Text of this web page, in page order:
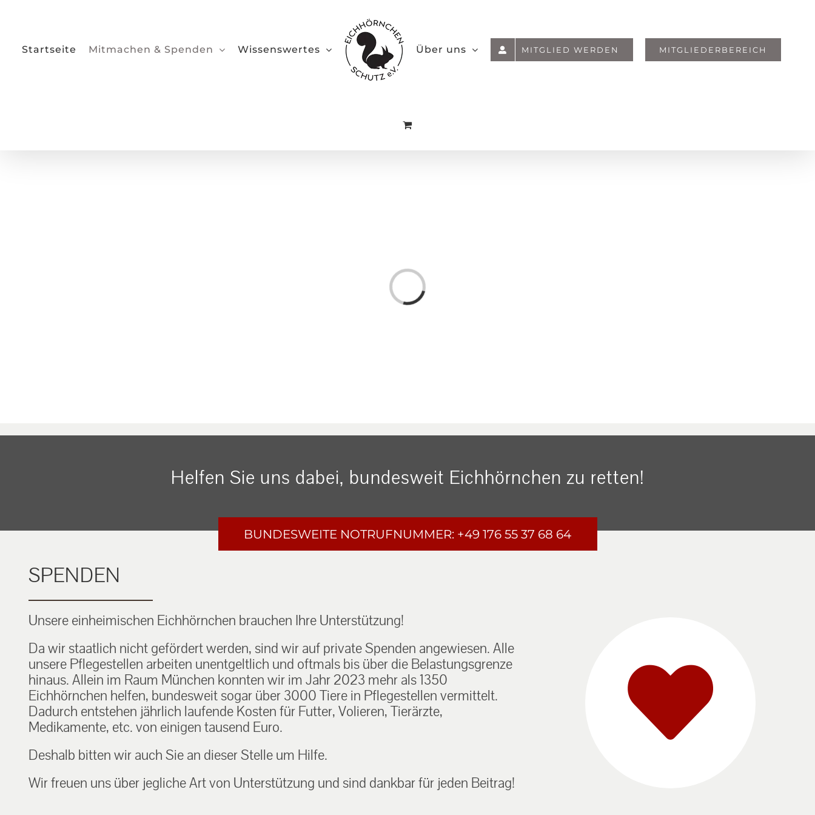
Startseite Mitmachen & Spenden Wissenswertes Über uns MITGLIED WERDEN MITGLIEDERBEREICH
Loading...
Helfen Sie uns dabei, bundesweit Eichhörnchen zu retten!
BUNDESWEITE NOTRUFNUMMER: +49 176 55 37 68 64
SPENDEN
Unsere einheimischen Eichhörnchen brauchen Ihre Unterstützung!
Da wir staatlich nicht gefördert werden, sind wir auf private Spenden angewiesen. Alle
unsere Pflegestellen arbeiten unentgeltlich und oftmals bis über die Belastungsgrenze
hinaus. Allein im Raum München konnten wir im Jahr 2023 mehr als 1350
Eichhörnchen helfen, bundesweit sogar über 3000 Tiere in Pflegestellen vermittelt.
Dadurch entstehen jährlich laufende Kosten für Futter, Volieren, Tierärzte,
Medikamente, etc. von einigen tausend Euro.
Deshalb bitten wir auch Sie an dieser Stelle um Hilfe.
Wir freuen uns über jegliche Art von Unterstützung und sind dankbar für jeden Beitrag!